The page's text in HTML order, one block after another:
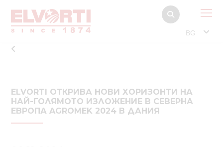
BG
ELVORTI ОТКРИВА НОВИ ХОРИЗОНТИ НА
НАЙ-ГОЛЯМОТО ИЗЛОЖЕНИЕ В СЕВЕРНА
ЕВРОПА AGROMEK 2024 В ДАНИЯ